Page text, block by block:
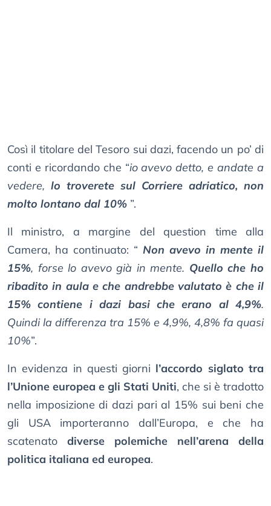
Così il titolare del Tesoro sui dazi, facendo un po’ di
conti e ricordando che “io avevo detto, e andate a
vedere, lo troverete sul Corriere adriatico, non
molto lontano dal 10% ”.
Il ministro, a margine del question time alla
Camera, ha continuato: “ Non avevo in mente il
15%, forse lo avevo già in mente. Quello che ho
ribadito in aula e che andrebbe valutato è che il
15% contiene i dazi basi che erano al 4,9%.
Quindi la differenza tra 15% e 4,9%, 4,8% fa quasi
10%”.
In evidenza in questi giorni l’accordo siglato tra
l’Unione europea e gli Stati Uniti, che si è tradotto
nella imposizione di dazi pari al 15% sui beni che
gli USA importeranno dall’Europa, e che ha
scatenato diverse polemiche nell’arena della
politica italiana ed europea.